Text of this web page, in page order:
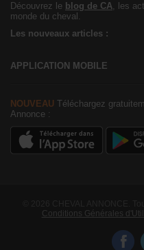
Découvrez le blog de CA, les
monde du cheval.
Les nouveaux articles :
APPLICATION MOBILE
NOUVEAU Téléchargez
Annonce :
Conditions Générales